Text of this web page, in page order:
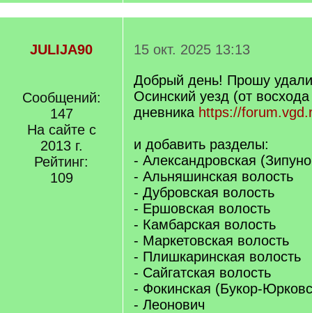
JULIJA90
Сообщений:
147
На сайте с
2013 г.
Рейтинг:
109
15 окт. 2025 13:13
Добрый день! Прошу
Осинский уезд (от
дневника https://
и добавить разделы:
- Александровская
- Альняшинская волость
- Дубровская волость
- Ершовская волость
- Камбарская волость
- Маркетовская волость
- Плишкаринская волость
- Сайгатская волость
- Фокинская (Букор-
- Леонович